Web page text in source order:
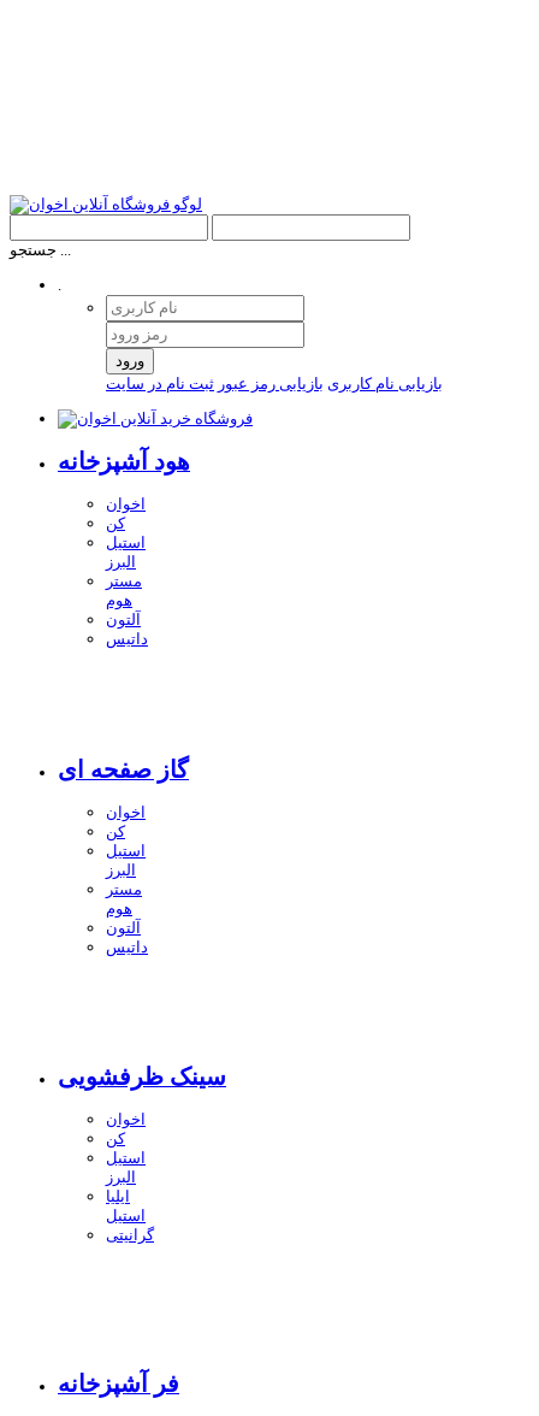
جستجو ...
.
ورود
بازیابی نام کاربری بازیابی رمز عبور ثبت نام در سایت
هود آشپزخانه
اخوان
کن
استیل
البرز
مستر
هوم
آلتون
داتیس
گاز صفحه ای
اخوان
کن
استیل
البرز
مستر
هوم
آلتون
داتیس
سینک ظرفشویی
اخوان
کن
استیل
البرز
ایلیا
استیل
گرانیتی
فر آشپزخانه